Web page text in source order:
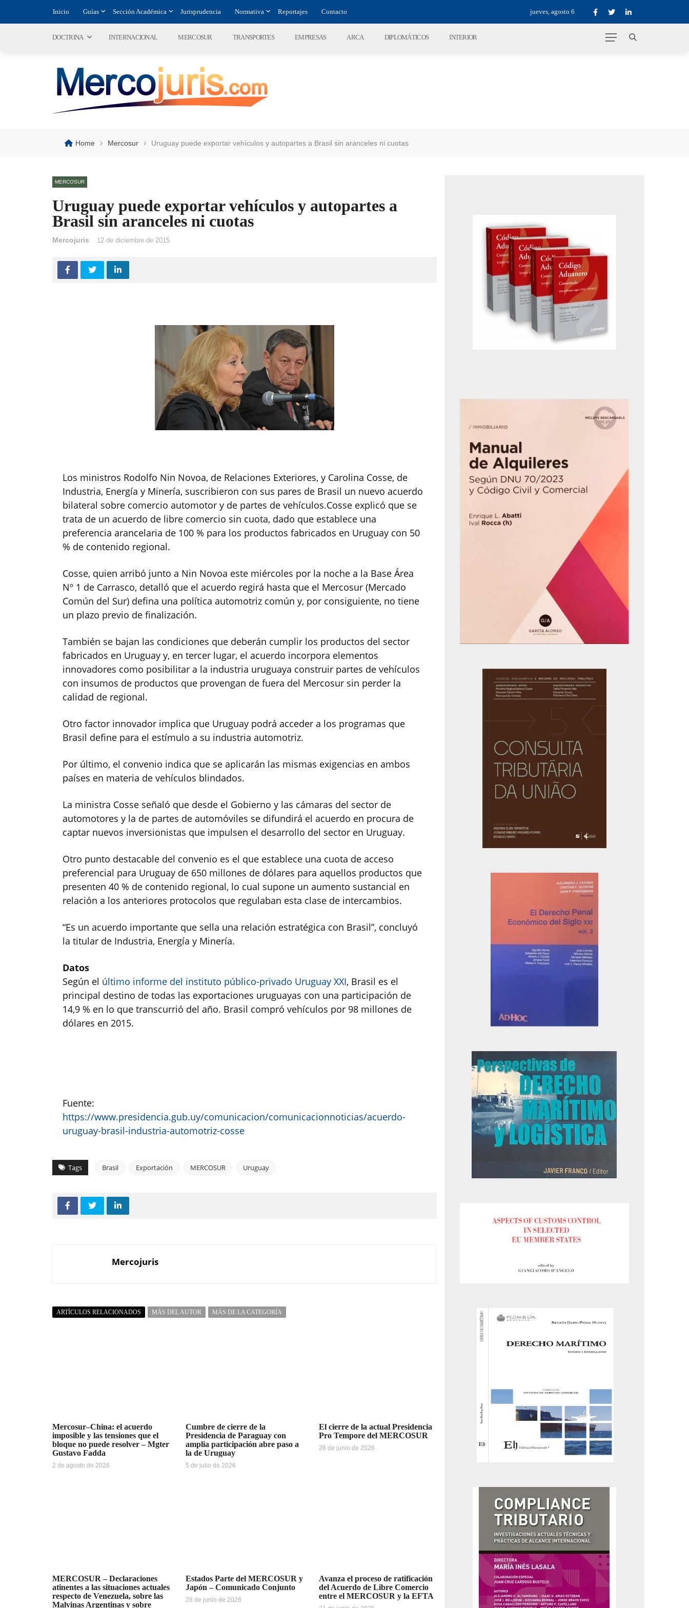
Inicio Guías Sección Académica Jurisprudencia Normativa Reportajes Contacto jueves, agosto 6
DOCTRINA INTERNACIONAL MERCOSUR TRANSPORTES EMPRESAS ARCA DIPLOMÁTICOS INTERIOR
Home › Mercosur › Uruguay puede exportar vehículos y autopartes a Brasil sin aranceles ni cuotas
MERCOSUR
Uruguay puede exportar vehículos y autopartes a
Brasil sin aranceles ni cuotas
Mercojuris 12 de diciembre de 2015
Los ministros Rodolfo Nin Novoa, de Relaciones Exteriores, y Carolina Cosse, de
Industria, Energía y Minería, suscribieron con sus pares de Brasil un nuevo acuerdo
bilateral sobre comercio automotor y de partes de vehículos.Cosse explicó que se
trata de un acuerdo de libre comercio sin cuota, dado que establece una
preferencia arancelaria de 100 % para los productos fabricados en Uruguay con 50
% de contenido regional.
Cosse, quien arribó junto a Nin Novoa este miércoles por la noche a la Base Área
Nº 1 de Carrasco, detalló que el acuerdo regirá hasta que el Mercosur (Mercado
Común del Sur) defina una política automotriz común y, por consiguiente, no tiene
un plazo previo de finalización.
También se bajan las condiciones que deberán cumplir los productos del sector
fabricados en Uruguay y, en tercer lugar, el acuerdo incorpora elementos
innovadores como posibilitar a la industria uruguaya construir partes de vehículos
con insumos de productos que provengan de fuera del Mercosur sin perder la
calidad de regional.
Otro factor innovador implica que Uruguay podrá acceder a los programas que
Brasil define para el estímulo a su industria automotriz.
Por último, el convenio indica que se aplicarán las mismas exigencias en ambos
países en materia de vehículos blindados.
La ministra Cosse señaló que desde el Gobierno y las cámaras del sector de
automotores y la de partes de automóviles se difundirá el acuerdo en procura de
captar nuevos inversionistas que impulsen el desarrollo del sector en Uruguay.
Otro punto destacable del convenio es el que establece una cuota de acceso
preferencial para Uruguay de 650 millones de dólares para aquellos productos que
presenten 40 % de contenido regional, lo cual supone un aumento sustancial en
relación a los anteriores protocolos que regulaban esta clase de intercambios.
“Es un acuerdo importante que sella una relación estratégica con Brasil”, concluyó
la titular de Industria, Energía y Minería.
Datos
Según el último informe del instituto público-privado Uruguay XXI, Brasil es el
principal destino de todas las exportaciones uruguayas con una participación de
14,9 % en lo que transcurrió del año. Brasil compró vehículos por 98 millones de
dólares en 2015.
Fuente:
https://www.presidencia.gub.uy/comunicacion/comunicacionnoticias/acuerdo-
uruguay-brasil-industria-automotriz-cosse
Tags Brasil Exportación MERCOSUR Uruguay
Mercojuris
ARTÍCULOS RELACIONADOS MÁS DEL AUTOR MÁS DE LA CATEGORÍA
Mercosur–China: el acuerdo
imposible y las tensiones que el
bloque no puede resolver – Mgter
Gustavo Fadda
2 de agosto de 2026
Cumbre de cierre de la
Presidencia de Paraguay con
amplia participación abre paso a
la de Uruguay
5 de julio de 2026
El cierre de la actual Presidencia
Pro Tempore del MERCOSUR
28 de junio de 2026
MERCOSUR – Declaraciones
atinentes a las situaciones actuales
respecto de Venezuela, sobre las
Malvinas Argentinas y sobre
Estados Parte del MERCOSUR y
Japón – Comunicado Conjunto
28 de junio de 2026
Avanza el proceso de ratificación
del Acuerdo de Libre Comercio
entre el MERCOSUR y la EFTA